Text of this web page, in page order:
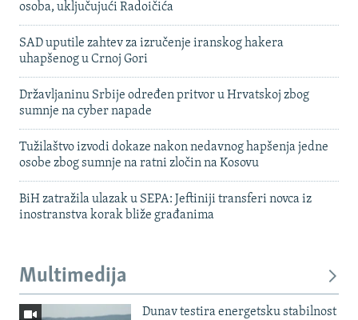
osoba, uključujući Radoičića
SAD uputile zahtev za izručenje iranskog hakera
uhapšenog u Crnoj Gori
Državljaninu Srbije određen pritvor u Hrvatskoj zbog
sumnje na cyber napade
Tužilaštvo izvodi dokaze nakon nedavnog hapšenja jedne
osobe zbog sumnje na ratni zločin na Kosovu
BiH zatražila ulazak u SEPA: Jeftiniji transferi novca iz
inostranstva korak bliže građanima
Multimedija
Dunav testira energetsku stabilnost